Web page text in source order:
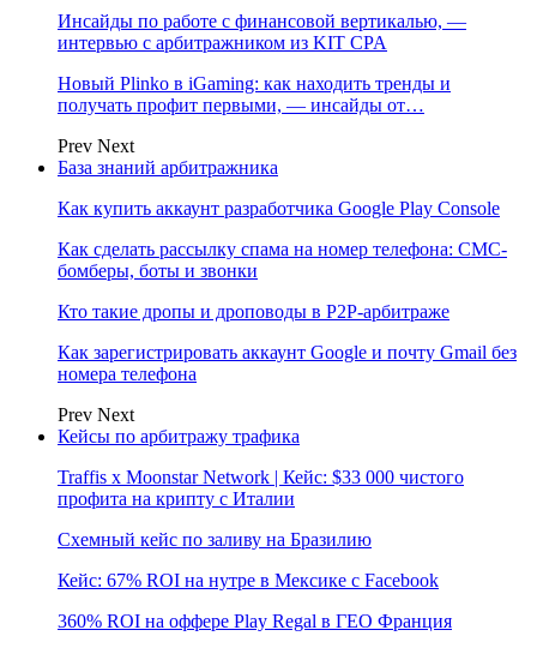
Инсайды по работе с финансовой вертикалью, —
интервью с арбитражником из KIT CPA
Новый Plinko в iGaming: как находить тренды и
получать профит первыми, — инсайды от…
Prev Next
База знаний арбитражника
Как купить аккаунт разработчика Google Play Console
Как сделать рассылку спама на номер телефона: СМС-
бомберы, боты и звонки
Кто такие дропы и дроповоды в P2P-арбитраже
Как зарегистрировать аккаунт Google и почту Gmail без
номера телефона
Prev Next
Кейсы по арбитражу трафика
Traffis x Moonstar Network | Кейс: $33 000 чистого
профита на крипту с Италии
Схемный кейс по заливу на Бразилию
Кейс: 67% ROI на нутре в Мексике с Facebook
360% ROI на оффере Play Regal в ГЕО Франция